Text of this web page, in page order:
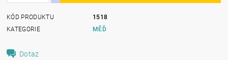
KÓD PRODUKTU
1518
KATEGORIE
MĚĎ
Dotaz